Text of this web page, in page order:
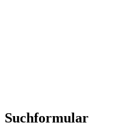
Suchformular